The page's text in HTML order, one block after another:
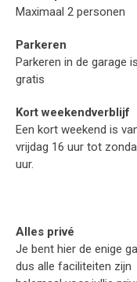
Maximaal 2 personen
Parkeren
Parkeren in de garage is
gratis
Kort weekendverblijf
Een kort weekend is
vrijdag 16 uur tot
uur.
Alles privé
Je bent hier de enige
dus alle faciliteiten zijn